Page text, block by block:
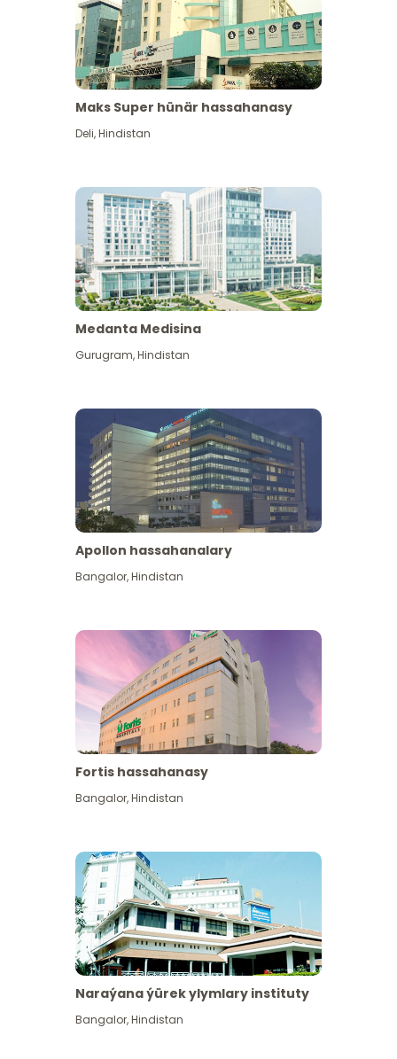
Has giňişleýin gör
Maks Super hünär hassahanasy
Deli,Hindistan
Medanta Medisina
Gurugram,Hindistan
Apollon hassahanalary
Bangalor,Hindistan
Fortis hassahanasy
Bangalor,Hindistan
Naraýana ýürek ylymlary instituty
Bangalor,Hindistan